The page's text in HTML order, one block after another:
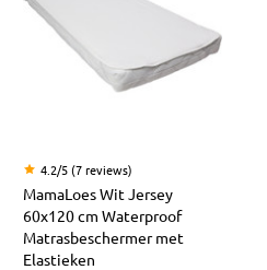
4.2/5 (7 reviews)
MamaLoes Wit Jersey
60x120 cm Waterproof
Matrasbeschermer met
Elastieken